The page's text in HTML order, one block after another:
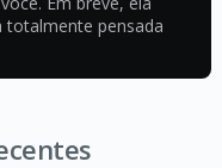
totalmente pensada